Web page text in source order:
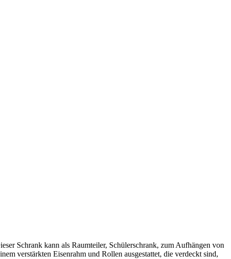
Schrank kann als Raumteiler, Schülerschrank, zum Aufhängen von
verstärkten Eisenrahm und Rollen ausgestattet, die verdeckt sind,